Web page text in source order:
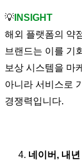
💡 INSIGHT
해외 플랫폼의 약
브랜드는 이를 기
보상 시스템을 마
아니라 서비스로
경쟁력입니다.
네이버, 내